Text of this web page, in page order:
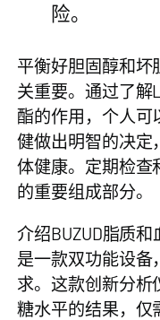
险。
平衡好胆固醇和坏
关重要。通过了解
酯的作用，个人可
健做出明智的决定
体健康。定期检查
的重要组成部分。
介绍BUZUD脂质
是一款双功能设备
求。这款创新分析
糖水平的结果，仅